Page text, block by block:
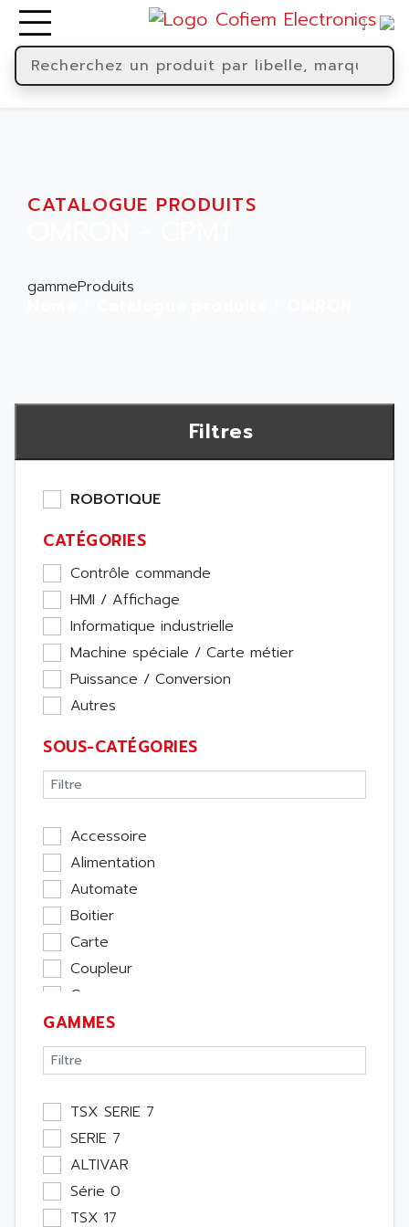
CATALOGUE PRODUITS
gammeProduits
Filtres
ROBOTIQUE
CATÉGORIES
Contrôle commande
HMI / Affichage
Informatique industrielle
Machine spéciale / Carte métier
Puissance / Conversion
Autres
SOUS-CATÉGORIES
Accessoire
Alimentation
Automate
Boitier
Carte
Coupleur
Cpu
Ecran
Entrée / Sortie
Memoire
Module Métier
Moteur
Pupitre Opérateur
Rack
Etude
GAMMES
TSX SERIE 7
SERIE 7
ALTIVAR
Série 0
TSX 17